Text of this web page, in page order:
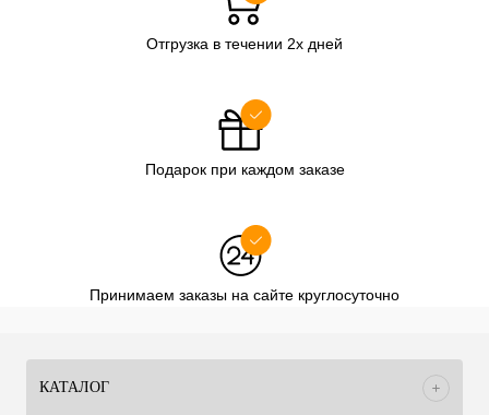
Отгрузка в течении 2х дней
Подарок при каждом заказе
Принимаем заказы на сайте круглосуточно
КАТАЛОГ